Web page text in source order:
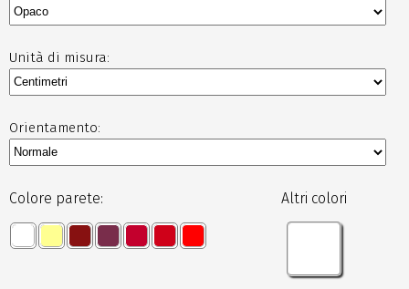
Unità di misura:
Orientamento:
Colore parete: Altri colori